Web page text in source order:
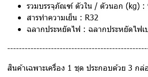
รวมบรรจุภัณฑ์ ตัวใน / ตัวนอก (kg) :
สารทำความเย็น : R32
ฉลากประหยัดไฟ : ฉลากประหยัดไฟเ
สินค้าเฉพาะเครื่อง 1 ชุด ประกอบด้วย 3 กล่